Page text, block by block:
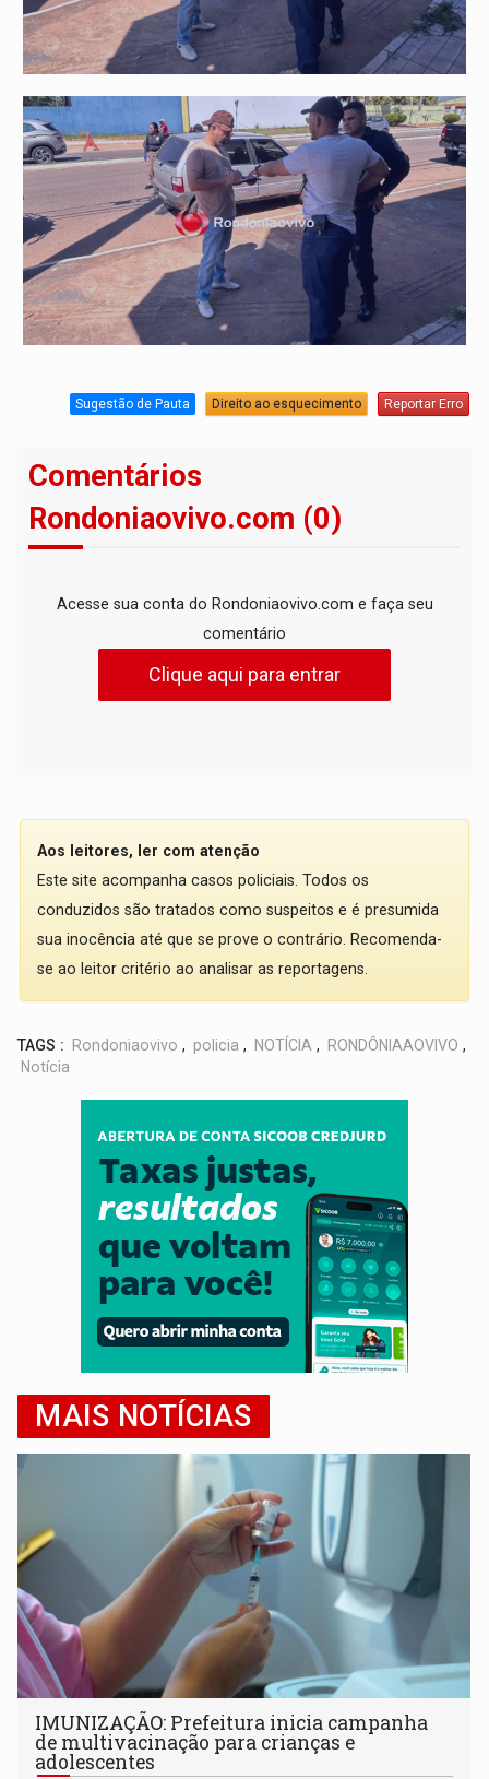
Sugestão de Pauta Direito ao esquecimento Reportar Erro
Comentários
Rondoniaovivo.com (0)
Acesse sua conta do Rondoniaovivo.com e faça seu
comentário
Clique aqui para entrar
Aos leitores, ler com atenção
Este site acompanha casos policiais. Todos os
conduzidos são tratados como suspeitos e é presumida
sua inocência até que se prove o contrário. Recomenda-
se ao leitor critério ao analisar as reportagens.
TAGS : Rondoniaovivo , policia , NOTÍCIA , RONDÔNIAAOVIVO ,
Notícia
MAIS NOTÍCIAS
IMUNIZAÇÃO: Prefeitura inicia campanha
de multivacinação para crianças e
adolescentes